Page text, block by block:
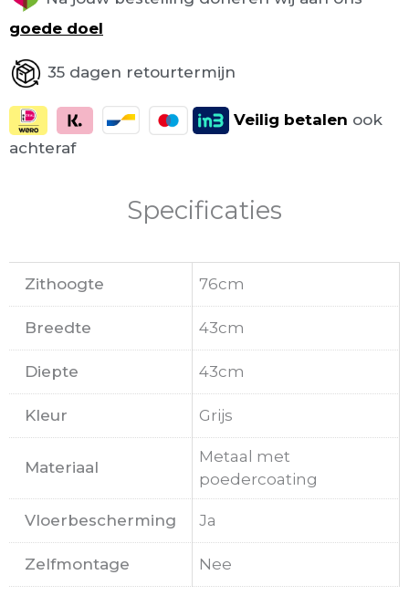
goede doel
35 dagen retourtermijn
Veilig betalen ook
achteraf
Specificaties
Zithoogte 76cm
Breedte 43cm
Diepte 43cm
Kleur Grijs
Materiaal
Metaal met
poedercoating
Vloerbescherming Ja
Zelfmontage Nee